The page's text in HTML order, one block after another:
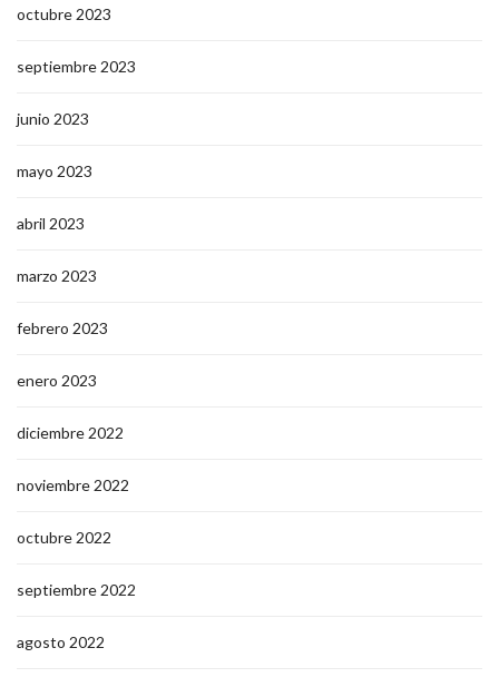
octubre 2023
septiembre 2023
junio 2023
mayo 2023
abril 2023
marzo 2023
febrero 2023
enero 2023
diciembre 2022
noviembre 2022
octubre 2022
septiembre 2022
agosto 2022